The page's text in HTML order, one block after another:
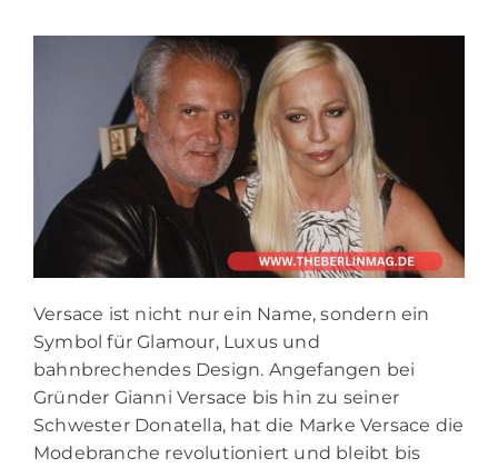
Versace ist nicht nur ein Name, sondern ein
Symbol für Glamour, Luxus und
bahnbrechendes Design. Angefangen bei
Gründer Gianni Versace bis hin zu seiner
Schwester Donatella, hat die Marke Versace die
Modebranche revolutioniert und bleibt bis